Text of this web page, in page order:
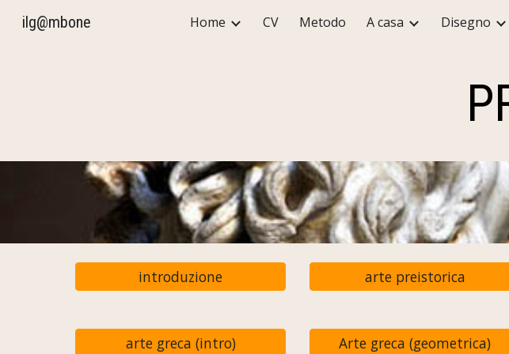
Skip to main content
ilg@mbone Home CV Metodo A casa Disegno
introduzione arte preistorica
arte greca (intro) Arte greca (geometrica)